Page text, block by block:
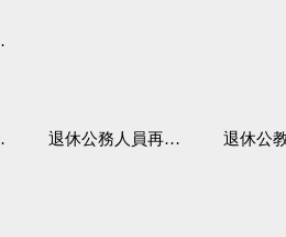
退休公務人員再任職務 退休公教人員子